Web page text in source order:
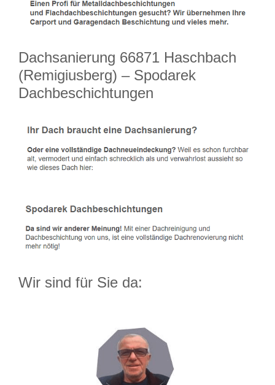
Dachsanierung 66871 Haschbach
(Remigiusberg) – Spodarek
Dachbeschichtungen
Wir sind für Sie da: